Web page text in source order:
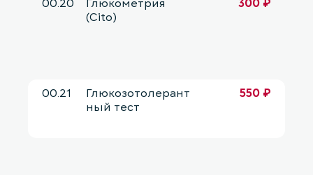
00.20
Глюкометрия
(Cito)
300 ₽
00.21
Глюкозотолерант
ный тест
550 ₽